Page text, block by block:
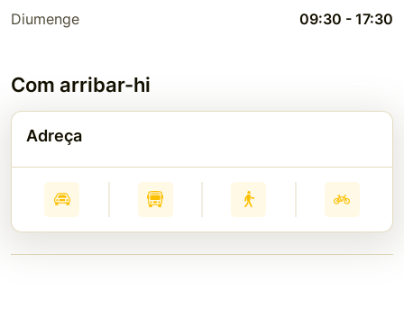
Diumenge
09:30 - 17:30
Com arribar-hi
Adreça